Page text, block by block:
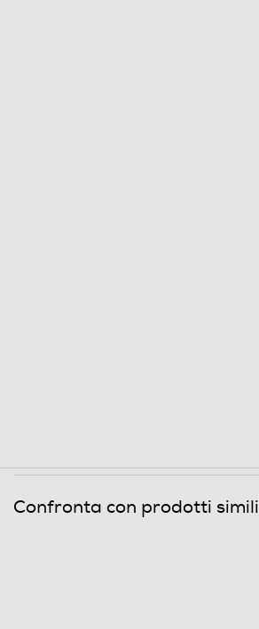
Confronta con prodotti simili